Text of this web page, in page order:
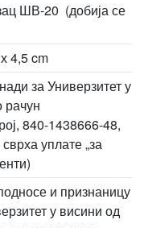
ШВ-20 (добија се
4,5 cm
за Универзитет у
840-1438666-48,
уплате „за
и признаницу
у висини од